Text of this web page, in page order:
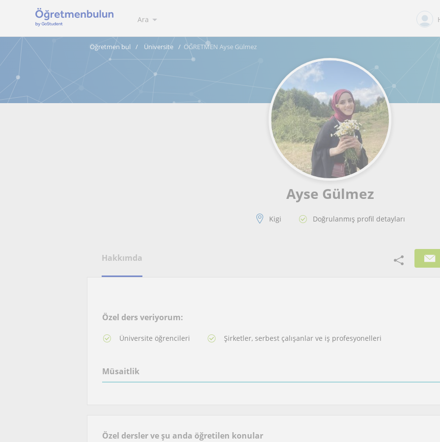
Ara
Öğretmen bul Üniversite ÖĞRETMEN Ayse Gülmez
Ayse Gülmez
Kigi Doğrulanmış profil detayları
Hakkımda
Özel ders veriyorum:
Üniversite öğrencileri Şirketler, serbest çalışanlar ve iş profesyonelleri
Müsaitlik
Özel dersler ve şu anda öğretilen konular